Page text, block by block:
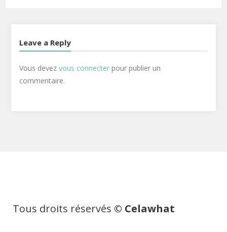
Leave a Reply
Vous devez vous connecterpour publier un
commentaire.
Tous droits réservés © Celawhat